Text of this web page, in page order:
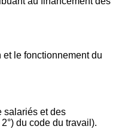
le fonctionnement du
salariés et des
du code du travail).